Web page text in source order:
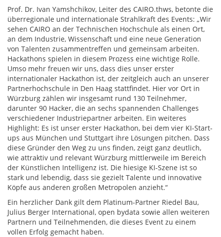
Prof. Dr. Ivan Yamshchikov, Leiter des CAIRO.thws, betonte die
überregionale und internationale Strahlkraft des Events: „Wir
sehen CAIRO an der Technischen Hochschule als einen Ort,
an dem Industrie, Wissenschaft und eine neue Generation
von Talenten zusammentreffen und gemeinsam arbeiten.
Hackathons spielen in diesem Prozess eine wichtige Rolle.
Umso mehr freuen wir uns, dass dies unser erster
internationaler Hackathon ist, der zeitgleich auch an unserer
Partnerhochschule in Den Haag stattfindet. Hier vor Ort in
Würzburg zählen wir insgesamt rund 130 Teilnehmer,
darunter 90 Hacker, die an sechs spannenden Challenges
verschiedener Industriepartner arbeiten. Ein weiteres
Highlight: Es ist unser erster Hackathon, bei dem vier KI-Start-
ups aus München und Stuttgart ihre Lösungen pitchen. Dass
diese Gründer den Weg zu uns finden, zeigt ganz deutlich,
wie attraktiv und relevant Würzburg mittlerweile im Bereich
der Künstlichen Intelligenz ist. Die hiesige KI-Szene ist so
stark und lebendig, dass sie gezielt Talente und innovative
Köpfe aus anderen großen Metropolen anzieht.“
Ein herzlicher Dank gilt dem Platinum-Partner Riedel Bau,
Julius Berger International, open bydata sowie allen weiteren
Partnern und Teilnehmenden, die dieses Event zu einem
vollen Erfolg gemacht haben.